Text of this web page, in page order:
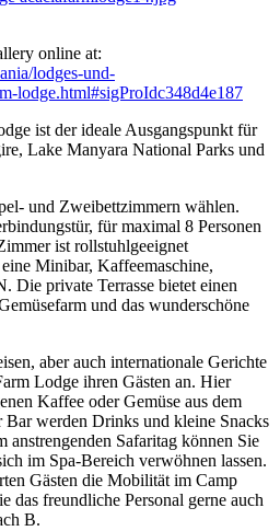
online at:
lodges-und-
lodge.html#sigProIdc348d4e187
ist der ideale Ausgangspunkt für
Lake Manyara National Parks und
und Zweibettzimmern wählen.
für maximal 8 Personen
ist rollstuhlgeeignet
Minibar, Kaffeemaschine,
Die private Terrasse bietet einen
und das wunderschöne
aber auch internationale Gerichte
Lodge ihren Gästen an. Hier
Kaffee oder Gemüse aus dem
Bar werden Drinks und kleine Snacks
anstrengenden Safaritag können Sie
im Spa-Bereich verwöhnen lassen.
Gästen die Mobilität im Camp
das freundliche Personal gerne auch
B.